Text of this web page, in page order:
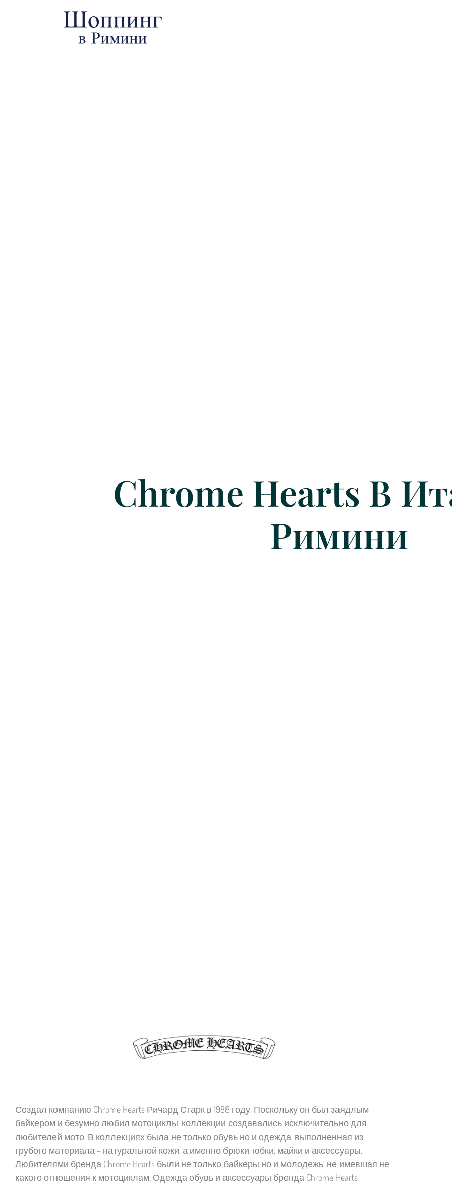
Chrome Hearts В
Римини
Создал компанию Chrome Hearts Ричард Старк в 1988 году. Поскольку он был заядлым
байкером и безумно любил мотоциклы, коллекции создавались исключительно для
любителей мото. В коллекциях была не только обувь но и одежда, выполненная из
грубого материала – натуральной кожи, а именно брюки, юбки, майки и аксессуары.
Любителями бренда Chrome Hearts были не только байкеры но и молодежь, не имевшая не
какого отношения к мотоциклам. Одежда обувь и аксессуары бренда Chrome Hearts